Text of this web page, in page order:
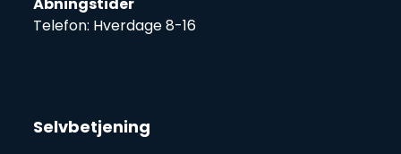
Åbningstider
Telefon: Hverdage 8-16
Selvbetjening